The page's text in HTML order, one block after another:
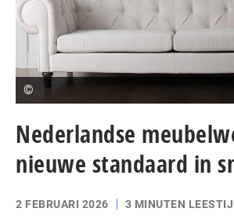
©
Nederlandse
nieuwe standaard in
2 FEBRUARI 2026
3 MINUTEN